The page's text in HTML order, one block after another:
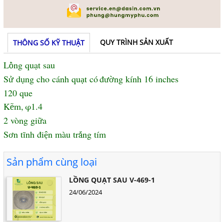
THÔNG SỐ KỸ THUẬT QUY TRÌNH SẢN XUẤT
Lồng quạt sau
Sửdụng cho cánh quạt cóđường kính 16 inches
120 que
Kẽm,φ1.4
2 vòng giữa
Sơn tĩnh điện màu trắng tím
Sản phẩm cùng loại
LỒNG QUẠT SAU V-469-1
24/06/2024